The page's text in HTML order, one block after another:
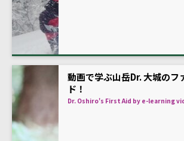
動画で学ぶ山岳Dr. 大城のフ
ド！
Dr. Oshiro's First Aid by e-learning